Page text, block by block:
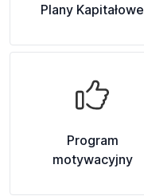
Plany Kapitałowe
Program
motywacyjny